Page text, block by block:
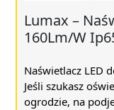
Lumax –
160Lm/W
Naświetlacz LED
Jeśli szukasz
ogrodzie, na